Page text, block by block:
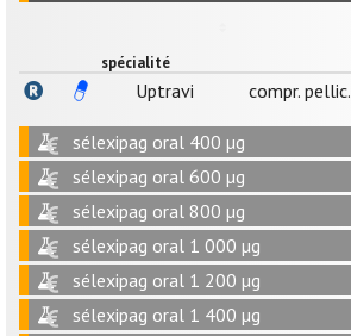
spécialité
Uptravi compr. pellic.
sélexipag oral 400 µg
sélexipag oral 600 µg
sélexipag oral 800 µg
sélexipag oral 1 000 µg
sélexipag oral 1 200 µg
sélexipag oral 1 400 µg